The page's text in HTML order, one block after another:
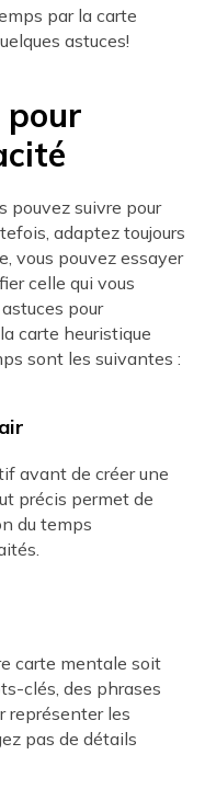
par la carte
astuces!
pour
pouvez suivre pour
adaptez toujours
vous pouvez essayer
celle qui vous
pour
carte heuristique
sont les suivantes :
avant de créer une
précis permet de
du temps
carte mentale soit
clés, des phrases
représenter les
pas de détails